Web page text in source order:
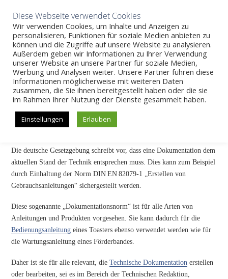
Aktuelles Unternehmen
SKIP
TO
CONTENT
Wissen>>DIN EN 82079-1
DIN EN 82079-1
DIN EN 82079-1
Die deutsche Gesetzgebung schreibt vor, dass eine Dokumentation dem
aktuellen Stand der Technik entsprechen muss. Dies kann zum Beispiel
durch Einhaltung der Norm DIN EN 82079-1 „Erstellen von
Gebrauchsanleitungen“ sichergestellt werden.
Diese sogenannte „Dokumentationsnorm“ ist für alle Arten von
Anleitungen und Produkten vorgesehen. Sie kann dadurch für die
Bedienungsanleitung eines Toasters ebenso verwendet werden wie für
die Wartungsanleitung eines Förderbandes.
Daher ist sie für alle relevant, dieTechnische Dokumentation erstellen
oder bearbeiten, sei es im Bereich der Technischen Redaktion,
Diese Webseite verwendet Cookies
Wir verwenden Cookies, um Inhalte und Anzeigen zu
personalisieren, Funktionen für soziale Medien anbieten zu
können und die Zugriffe auf unsere Website zu analysieren.
Außerdem geben wir Informationen zu Ihrer Verwendung
unserer Website an unsere Partner für soziale Medien,
Werbung und Analysen weiter. Unsere Partner führen diese
Informationen möglicherweise mit weiteren Daten
zusammen, die Sie ihnen bereitgestellt haben oder die sie
im Rahmen Ihrer Nutzung der Dienste gesammelt haben.
Einstellungen Erlauben